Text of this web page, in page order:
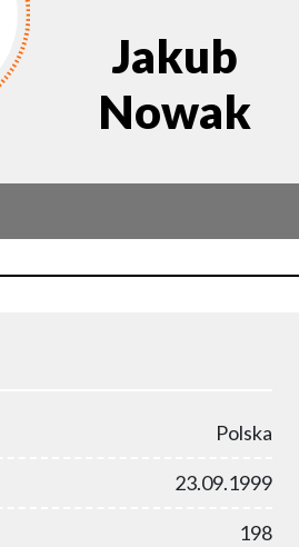
Jakub
Nowak
Polska
23.09.1999
198